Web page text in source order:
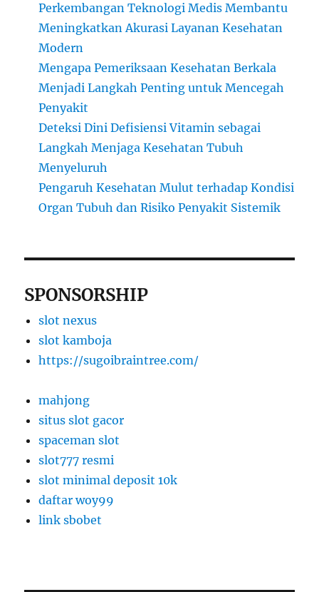
Perkembangan Teknologi Medis Membantu
Meningkatkan Akurasi Layanan Kesehatan
Modern
Mengapa Pemeriksaan Kesehatan Berkala
Menjadi Langkah Penting untuk Mencegah
Penyakit
Deteksi Dini Defisiensi Vitamin sebagai
Langkah Menjaga Kesehatan Tubuh
Menyeluruh
Pengaruh Kesehatan Mulut terhadap Kondisi
Organ Tubuh dan Risiko Penyakit Sistemik
SPONSORSHIP
slot nexus
slot kamboja
https://sugoibraintree.com/
mahjong
situs slot gacor
spaceman slot
slot777 resmi
slot minimal deposit 10k
daftar woy99
link sbobet